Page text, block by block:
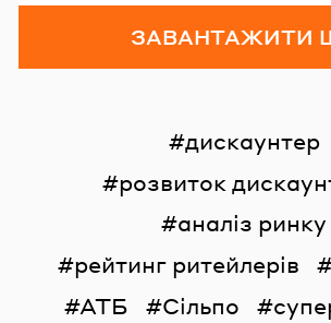
ЗАВАНТАЖИТИ
дискаунтер
розвиток
аналіз ринку
рейтинг ритейлерів
АТБ
Сільпо